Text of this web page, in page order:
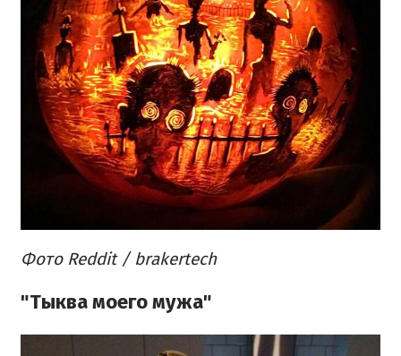
Фото Reddit / brakertech
"Тыква моего мужа"